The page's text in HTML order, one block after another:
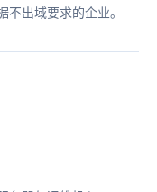
出域要求的企业。